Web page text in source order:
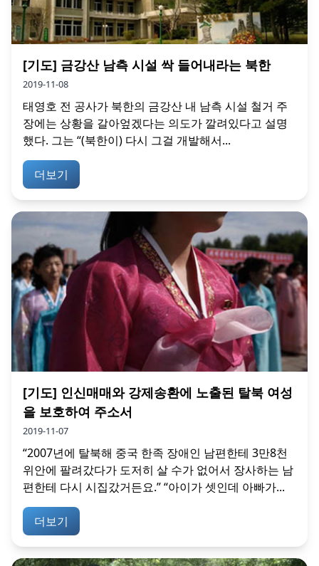
[기도] 금강산 남측 시설 싹 들어내라는 북한
2019-11-08
태영호 전 공사가 북한의 금강산 내 남측 시설 철거 주
장에는 상황을 갈아엎겠다는 의도가 깔려있다고 설명
했다. 그는 “(북한이) 다시 그걸 개발해서...
더보기
[기도] 인신매매와 강제송환에 노출된 탈북 여성
을 보호하여 주소서
2019-11-07
“2007년에 탈북해 중국 한족 장애인 남편한테 3만8천
위안에 팔려갔다가 도저히 살 수가 없어서 장사하는 남
편한테 다시 시집갔거든요.” “아이가 셋인데 아빠가...
더보기